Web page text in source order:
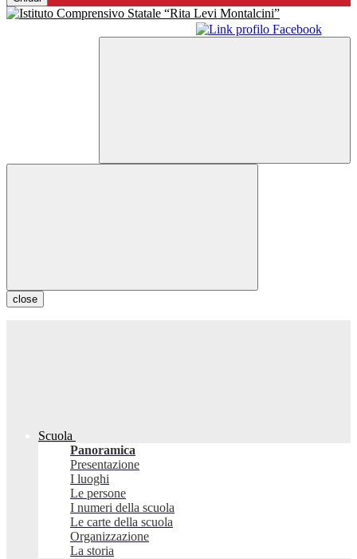
close
Scuola
Panoramica
Presentazione
I luoghi
Le persone
I numeri della scuola
Le carte della scuola
Organizzazione
La storia